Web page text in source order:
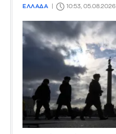
ΕΛΛΑΔΑ 10:53, 05.08.2026